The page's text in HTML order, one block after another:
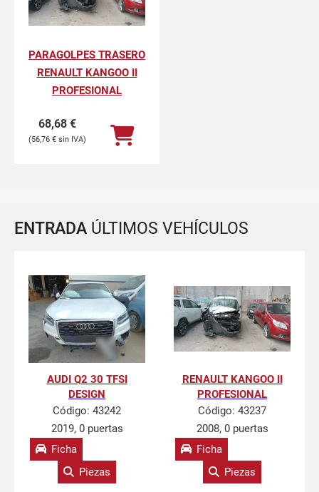
PARAGOLPES TRASERO
RENAULT KANGOO II
PROFESIONAL
68,68 €
56,76 €
ENTRADA ÚLTIMOS VEHÍCULOS
AUDI Q2 30 TFSI
DESIGN
Código: 43242
2019, 0 puertas
Ficha
Piezas
RENAULT KANGOO II
PROFESIONAL
Código: 43237
2008, 0 puertas
Ficha
Piezas